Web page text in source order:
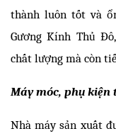
thành luôn tốt và
Gương Kính Thủ
chất lượng mà còn
Máy móc, phụ
Nhà máy sản xuất